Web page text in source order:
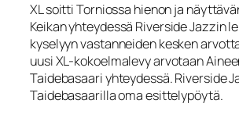
XL soitti Torniossa hienon ja
Keikan yhteydessä Riverside Jazzin
kyselyyn vastanneiden kesken
uusi XL-kokoelmalevy arvotaan
Taidebasaari yhteydessä. Riverside
Taidebasaarilla oma esittelypöytä.